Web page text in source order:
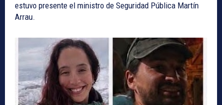
estuvo presente el ministro de Seguridad Pública Martín
Arrau.